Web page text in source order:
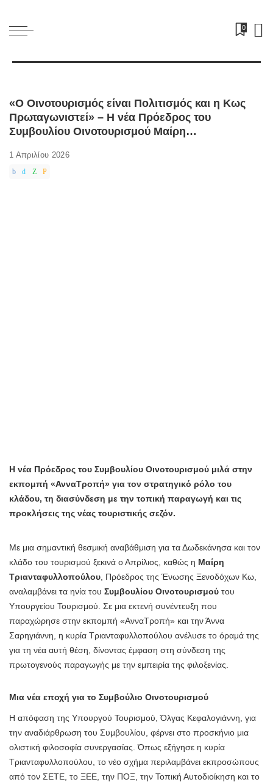
0
«Ο Οινοτουρισμός είναι Πολιτισμός και η Κως
Πρωταγωνιστεί» – H νέα Πρόεδρος του
Συμβουλίου Οινοτουρισμού Μαίρη
1 Απριλίου 2026
Η νέα Πρόεδρος του Συμβουλίου Οινοτουρισμού μιλά στην
εκπομπή «ΑνναΤροπή» για τον στρατηγικό ρόλο του
κλάδου, τη διασύνδεση με την τοπική παραγωγή και τις
προκλήσεις της νέας τουριστικής σεζόν.
Με μια σημαντική θεσμική αναβάθμιση για τα Δωδεκάνησα και τον
κλάδο του τουρισμού ξεκινά ο Απρίλιος, καθώς η Μαίρη
Τριανταφυλλοπούλου , Πρόεδρος της Ένωσης Ξενοδόχων Κω,
αναλαμβάνει τα ηνία του Συμβουλίου Οινοτουρισμού του
Υπουργείου Τουρισμού. Σε μια εκτενή συνέντευξη που
παραχώρησε στην εκπομπή «ΑνναΤροπή» και την Άννα
Σαρηγιάννη, η κυρία Τριανταφυλλοπούλου ανέλυσε το όραμά της
για τη νέα αυτή θέση, δίνοντας έμφαση στη σύνδεση της
πρωτογενούς παραγωγής με την εμπειρία της φιλοξενίας.
Μια νέα εποχή για το Συμβούλιο Οινοτουρισμού
Η απόφαση της Υπουργού Τουρισμού, Όλγας Κεφαλογιάννη, για
την αναδιάρθρωση του Συμβουλίου, φέρνει στο προσκήνιο μια
ολιστική φιλοσοφία συνεργασίας. Όπως εξήγησε η κυρία
Τριανταφυλλοπούλου, το νέο σχήμα περιλαμβάνει εκπροσώπους
από τον ΣΕΤΕ, το ΞΕΕ, την ΠΟΞ, την Τοπική Αυτοδιοίκηση και το